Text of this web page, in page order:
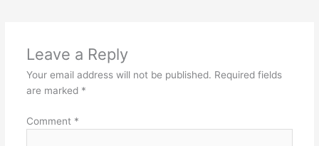
Leave a Reply
Your email address will not be published. Required fields
are marked *
Comment *